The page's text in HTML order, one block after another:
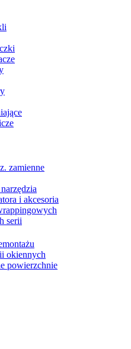
zamienne
i akcesoria
serii
okiennych
powierzchnie